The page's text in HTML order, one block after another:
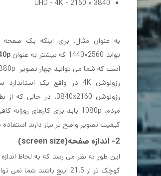
3840 × 2160 - UHD - 4K
تواند 2560×1440 که بیشتر به عنوان
است که شما می توانید چهار تصویر 1880pرا در یک تصویر 1440p قرار دهید.
کیفیت تصویر واضح تر نیاز دارند
2- اندازه صفحه(screen size)